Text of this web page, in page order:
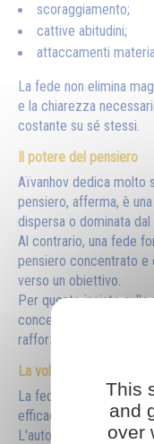
scoraggiamento;
cattive abitudini;
attaccamenti
La fede non elimina
e la chiarezza
costante su sé stessi.
Il potere del pensiero
Aïvanhov dedica molto
pensiero, afferma, è
dispersa o dominata
Al contrario, una fede
pensiero concentrato e
verso un obiettivo.
Per questo insiste
concentrazione,
rafforzare la fede.
La volontà
La fede non
efficace.
L'autore spiega che:
This
and
over